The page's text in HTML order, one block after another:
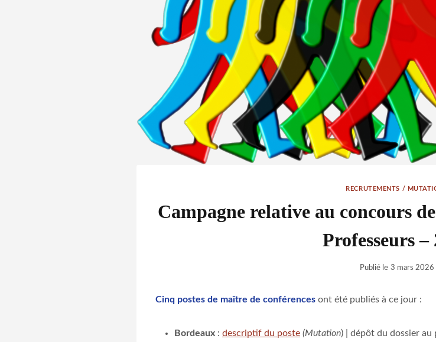
RECRUTEMENTS /
Campagne relative au concours
Professeurs –
Publié le 3 mars 2026
Cinq postes de maître de conférences ont été publiés à ce jour :
Bordeaux : descriptif du poste (Mutation) | dépôt du dossier